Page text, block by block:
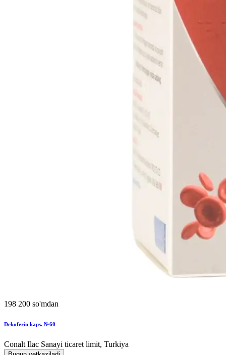
198 200 so'mdan
Dekoferin kaps. №60
Conalt Ilac Sanayi ticaret limit, Turkiya